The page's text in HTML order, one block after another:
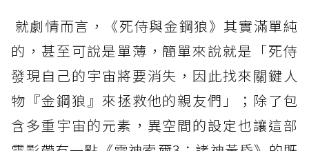
就劇情而言，《死侍與金鋼狼》其實滿單純
的，甚至可說是單薄，簡單來說就是「死侍
發現自己的宇宙將要消失，因此找來關鍵人
物『金鋼狼』來拯救他的親友們」；除了包
含多重宇宙的元素，異空間的設定也讓這部